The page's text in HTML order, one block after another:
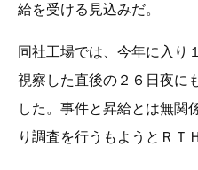
給を受ける見込みだ。
同社工場では、今年に入り
視察した直後の２６日夜に
した。事件と昇給とは無関
り調査を行うもようとＲＴ